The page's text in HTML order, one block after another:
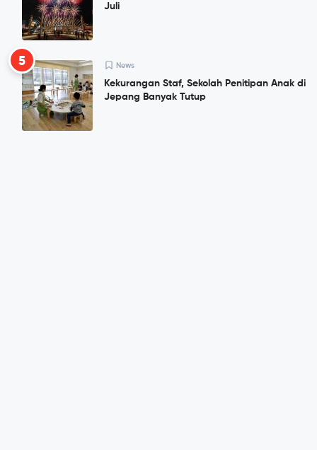
Juli
5 News
Kekurangan Staf, Sekolah Penitipan Anak di
Jepang Banyak Tutup